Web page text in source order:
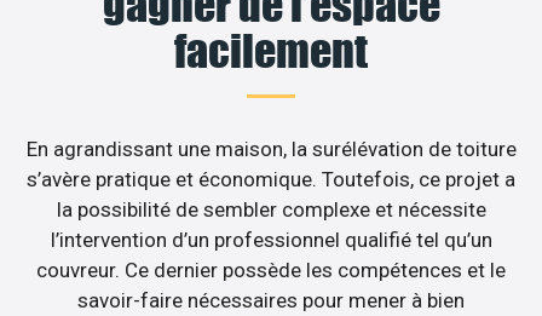
facilement
En agrandissant une maison, la surélévation de toiture
s’avère pratique et économique. Toutefois, ce projet a
la possibilité de sembler complexe et nécessite
l’intervention d’un professionnel qualifié tel qu’un
couvreur. Ce dernier possède les compétences et le
savoir-faire nécessaires pour mener à bien